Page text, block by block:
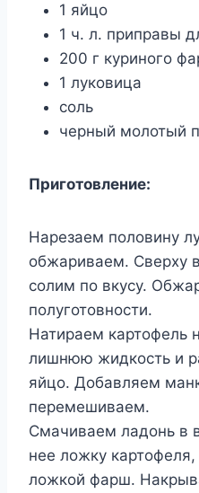
1 яйцо
1 ч. л. приправы
200 г куриного
1 луковица
соль
черный молотый
Приготовление:
Нарезаем половину
обжариваем. Сверху
солим по вкусу.
полуготовности.
Натираем картофель
лишнюю жидкость и
яйцо. Добавляем
перемешиваем.
Смачиваем ладонь в
нее ложку
ложкой фарш.